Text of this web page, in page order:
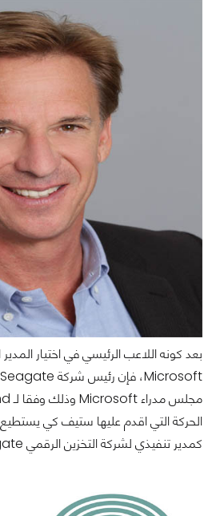
بعد كونه اللاعب الرئيسي في اختيار
الحركة التي اقدم عليها ستيف كي يستطيع
كمدير تنفيذي لشركة التخزين الرقمي Seagate.